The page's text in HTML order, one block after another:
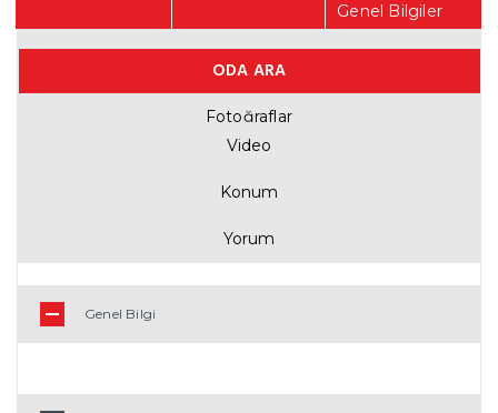
ODA ARA
Genel Bilgiler
Fiyat Listesi
Fotoğraflar
Video
Konum
Yorum
Genel Bilgi